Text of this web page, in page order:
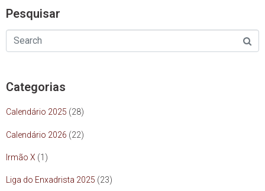
Pesquisar
Categorias
Calendário 2025 (28)
Calendário 2026 (22)
Irmão X (1)
Liga do Enxadrista 2025 (23)